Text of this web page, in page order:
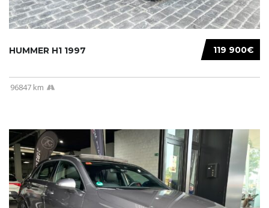
119 900€
HUMMER H1 1997
96847 km